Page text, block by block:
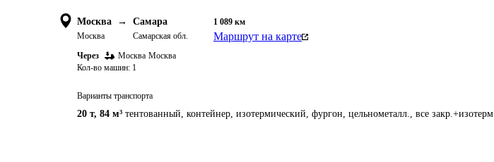
Москва →
Москва
Самара
Самарская обл.
1 089 км
Маршрут на карте
Через Москва Москва
Кол-во машин: 1
Варианты транспорта
20 т, 84 м³ тентованный, контейнер, изотермический, фургон, цельнометалл., все закр.+изотерм